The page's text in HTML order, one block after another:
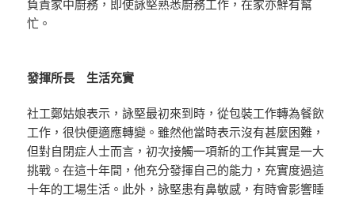
負責家中廚務，即使詠堅熟悉廚務工作，在家亦鮮有幫
忙。
發揮所長 生活充實
社工鄭姑娘表示，詠堅最初來到時，從包裝工作轉為餐飲
工作，很快便適應轉變。雖然他當時表示沒有甚麼困難，
但對自閉症人士而言，初次接觸一項新的工作其實是一大
挑戰。在這十年間，他充分發揮自己的能力，充實度過這
十年的工場生活。此外，詠堅患有鼻敏感，有時會影響睡